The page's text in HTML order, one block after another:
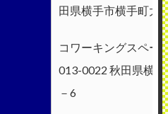
田県横手市横手町大
コワーキングスペー
013-0022 秋田県横
－6